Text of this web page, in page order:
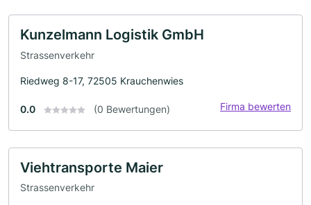
Kunzelmann Logistik GmbH
Strassenverkehr
Riedweg 8-17, 72505 Krauchenwies
0.0 (0 Bewertungen) Firma bewerten
Viehtransporte Maier
Strassenverkehr